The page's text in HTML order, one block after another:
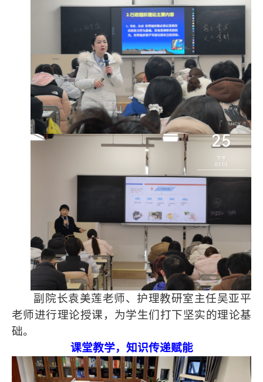
副院长袁美莲老师、护理教研室主任吴亚平
老师进行理论授课，为学生们打下坚实的理论基
础。
课堂教学，知识传递赋能